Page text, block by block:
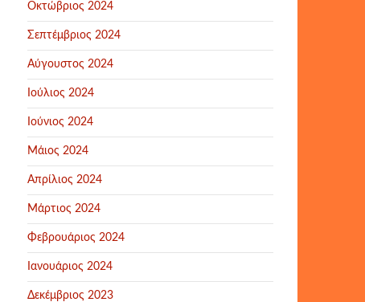
Οκτώβριος 2024
Σεπτέμβριος 2024
Αύγουστος 2024
Ιούλιος 2024
Ιούνιος 2024
Μάιος 2024
Απρίλιος 2024
Μάρτιος 2024
Φεβρουάριος 2024
Ιανουάριος 2024
Δεκέμβριος 2023